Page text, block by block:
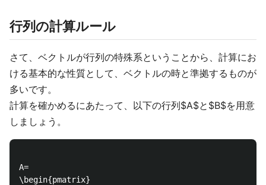
行列の計算ルール
さて、ベクトルが行列の特殊系ということから、計算にお
ける基本的な性質として、ベクトルの時と準拠するものが
多いです。
計算を確かめるにあたって、以下の行列$A$と$B$を用意
しましょう。
A=
\begin{pmatrix}